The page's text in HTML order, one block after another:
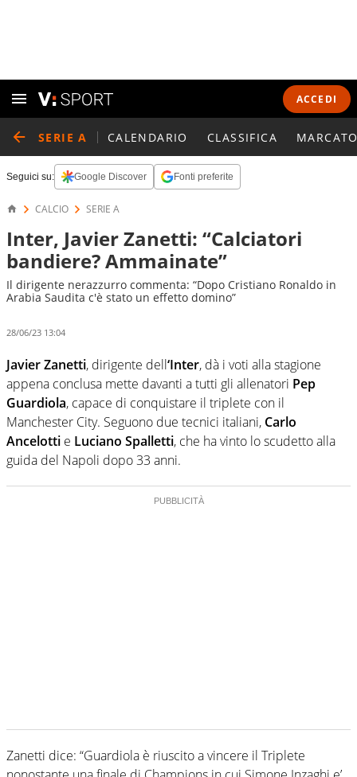
ACCEDI
SERIE A CALENDARIO CLASSIFICA
Seguici su: Google Discover Fonti preferite
CALCIO SERIE A
Inter, Javier Zanetti: “Calciatori
bandiere? Ammainate”
Il dirigente nerazzurro commenta: “Dopo Cristiano Ronaldo in
Arabia Saudita c'è stato un effetto domino”
28/06/23 13:04
Javier Zanetti, dirigente dell‘Inter, dà i voti alla stagione
appena conclusa mette davanti a tutti gli allenatori Pep
Guardiola, capace di conquistare il triplete con il
Manchester City. Seguono due tecnici italiani, Carlo
Ancelotti e Luciano Spalletti, che ha vinto lo scudetto alla
guida del Napoli dopo 33 anni.
Zanetti dice: “Guardiola è riuscito a vincere il Triplete